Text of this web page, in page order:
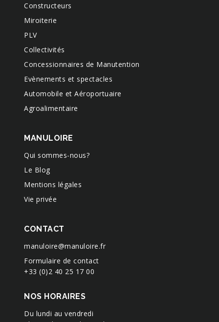
Constructeurs
Miroiterie
PLV
Collectivités
Concessionnaires de Manutention
Evènements et spectacles
Automobile et Aéroportuaire
Agroalimentaire
MANULOIRE
Qui sommes-nous?
Le Blog
Mentions légales
Vie privée
CONTACT
manuloire@manuloire.fr
Formulaire de contact
+33 (0)2 40 25 17 00
NOS HORAIRES
Du lundi au vendredi